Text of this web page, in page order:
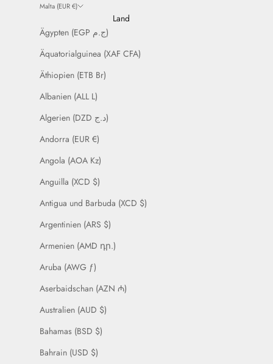
Malta (EUR €)
Land
Ägypten (EGP ج.م)
Äquatorialguinea (XAF CFA)
Äthiopien (ETB Br)
Albanien (ALL L)
Algerien (DZD د.ج)
Andorra (EUR €)
Angola (AOA Kz)
Anguilla (XCD $)
Antigua und Barbuda (XCD $)
Argentinien (ARS $)
Armenien (AMD դր.)
Aruba (AWG ƒ)
Aserbaidschan (AZN ₼)
Australien (AUD $)
Bahamas (BSD $)
Bahrain (USD $)